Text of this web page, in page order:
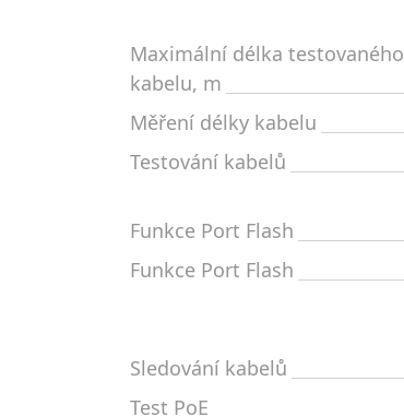
Maximální délka testovaného
kabelu, m
Měření délky kabelu
Testování kabelů
Funkce Port Flash
Funkce Port Flash
Sledování kabelů
Test PoE